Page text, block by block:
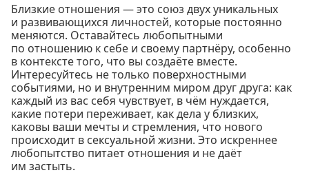
Близкие отношения — это союз двух уникальных
и развивающихся личностей, которые постоянно
меняются. Оставайтесь любопытными
по отношению к себе и своему партнёру, особенно
в контексте того, что вы создаёте вместе.
Интересуйтесь не только поверхностными
событиями, но и внутренним миром друг друга: как
каждый из вас себя чувствует, в чём нуждается,
какие потери переживает, как дела у близких,
каковы ваши мечты и стремления, что нового
происходит в сексуальной жизни. Это искреннее
любопытство питает отношения и не даёт
им застыть.